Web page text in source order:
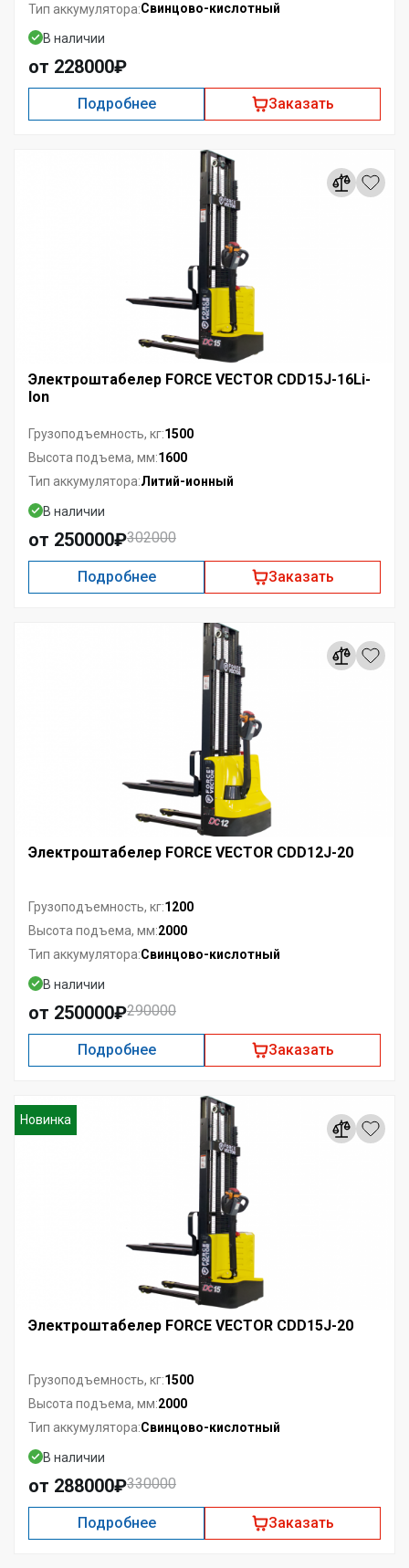
Тип аккумулятора:Свинцово-кислотный
В наличии
от 228000₽
Подробнее Заказать
Электроштабелер FORCE VECTOR CDD15J-16Li-
Ion
Грузоподъемность, кг:1500
Высота подъема, мм:1600
Тип аккумулятора:Литий-ионный
В наличии
от 250000₽302000
Подробнее Заказать
Электроштабелер FORCE VECTOR CDD12J-20
Грузоподъемность, кг:1200
Высота подъема, мм:2000
Тип аккумулятора:Свинцово-кислотный
В наличии
от 250000₽290000
Подробнее Заказать
Новинка
Электроштабелер FORCE VECTOR CDD15J-20
Грузоподъемность, кг:1500
Высота подъема, мм:2000
Тип аккумулятора:Свинцово-кислотный
В наличии
от 288000₽330000
Подробнее Заказать